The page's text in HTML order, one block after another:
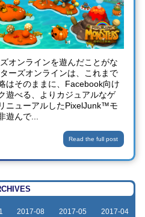
オンラインを遊んだことがな
ーズオンラインは、これまで
はそのままに、Facebook向け
遊べる、よりカジュアルなゲ
ニューアルしたPixelJunk™モ
遊んで...
Read the full post
2017-08 2017-05 2017-04